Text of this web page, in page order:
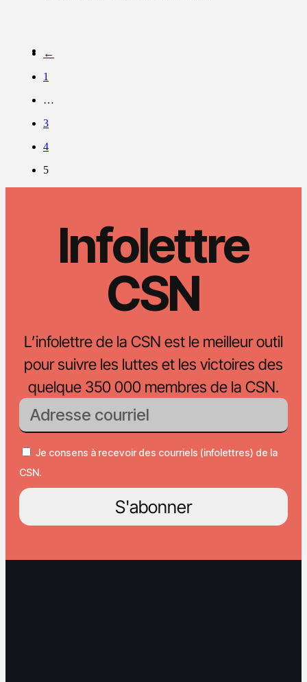
←
1
…
3
4
5
Infolettre
CSN
L’infolettre de la CSN est le meilleur outil
pour suivre les luttes et les victoires des
quelque 350 000 membres de la CSN.
Je consens à recevoir des courriels (infolettres) de la
CSN.
S'abonner